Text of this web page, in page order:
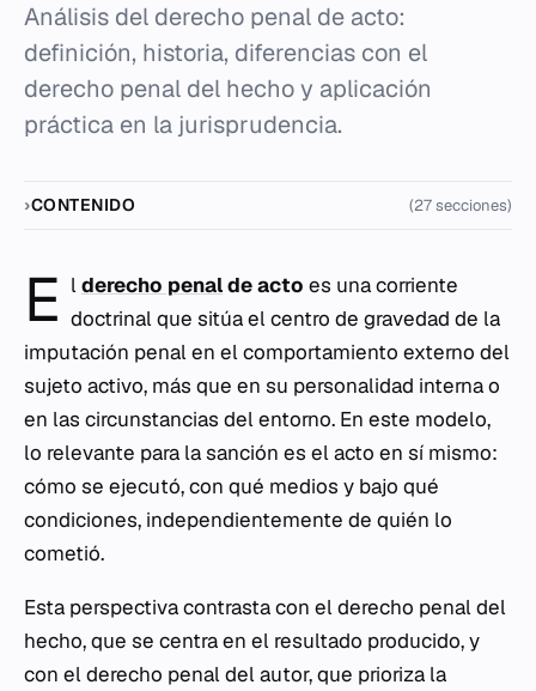
Análisis del derecho penal de acto:
definición, historia, diferencias con el
derecho penal del hecho y aplicación
práctica en la jurisprudencia.
CONTENIDO (27 secciones)
E lderecho penalde acto es una corriente
doctrinal que sitúa el centro de gravedad de la
imputación penal en el comportamiento externo del
sujeto activo, más que en su personalidad interna o
en las circunstancias del entorno. En este modelo,
lo relevante para la sanción es el acto en sí mismo:
cómo se ejecutó, con qué medios y bajo qué
condiciones, independientemente de quién lo
cometió.
Esta perspectiva contrasta con el derecho penal del
hecho, que se centra en el resultado producido, y
con el derecho penal del autor, que prioriza la